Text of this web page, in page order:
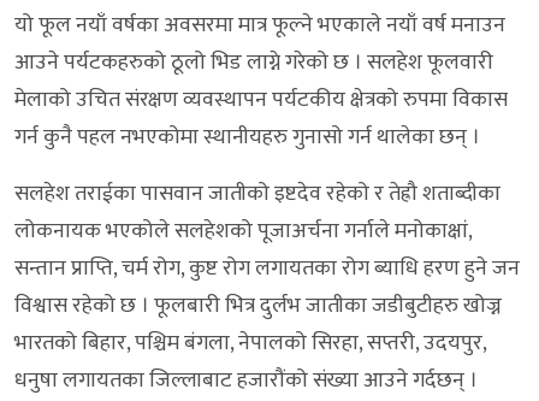
यो फूल नयाँ वर्षका अवसरमा मात्र फूल्ने भएकाले नयाँ वर्ष मनाउन
आउने पर्यटकहरुको ठूलो भिड लाग्ने गरेको छ । सलहेश फूलवारी
मेलाको उचित संरक्षण व्यवस्थापन पर्यटकीय क्षेत्रको रुपमा विकास
गर्न कुनै पहल नभएकोमा स्थानीयहरु गुनासो गर्न थालेका छन् ।
सलहेश तराईका पासवान जातीको इष्टदेव रहेको र तेह्रौ शताब्दीका
लोकनायक भएकोले सलहेशको पूजाअर्चना गर्नाले मनोकाक्षां,
सन्तान प्राप्ति, चर्म रोग, कुष्ट रोग लगायतका रोग ब्याधि हरण हुने जन
विश्वास रहेको छ । फूलबारी भित्र दुर्लभ जातीका जडीबुटीहरु खोज्न
भारतको बिहार, पश्चिम बंगला, नेपालको सिरहा, सप्तरी, उदयपुर,
धनुषा लगायतका जिल्लाबाट हजारौंको संख्या आउने गर्दछन् ।